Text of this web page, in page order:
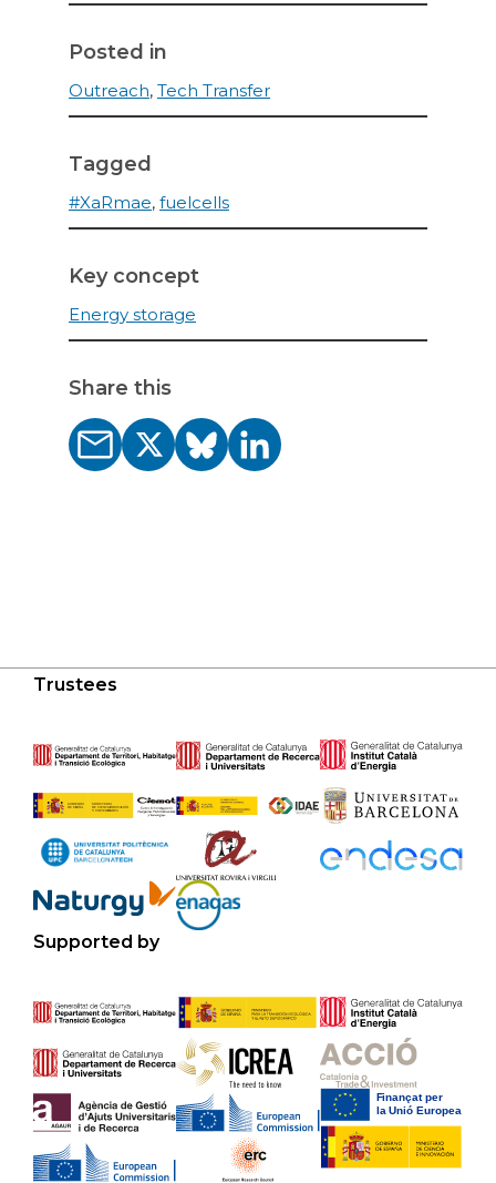
Posted in
Outreach, Tech Transfer
Tagged
#XaRmae, fuelcells
Key concept
Energy storage
Share this
Trustees
Supported by